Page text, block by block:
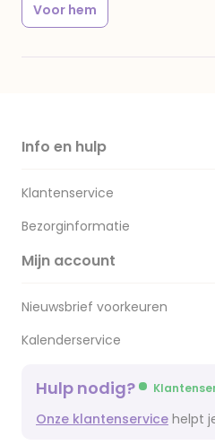
Voor hem
Info en hulp
Klantenservice
Bezorginformatie
Mijn account
Nieuwsbrief voorkeuren
Kalenderservice
Hulp nodig?
Onze klantenservice helpt